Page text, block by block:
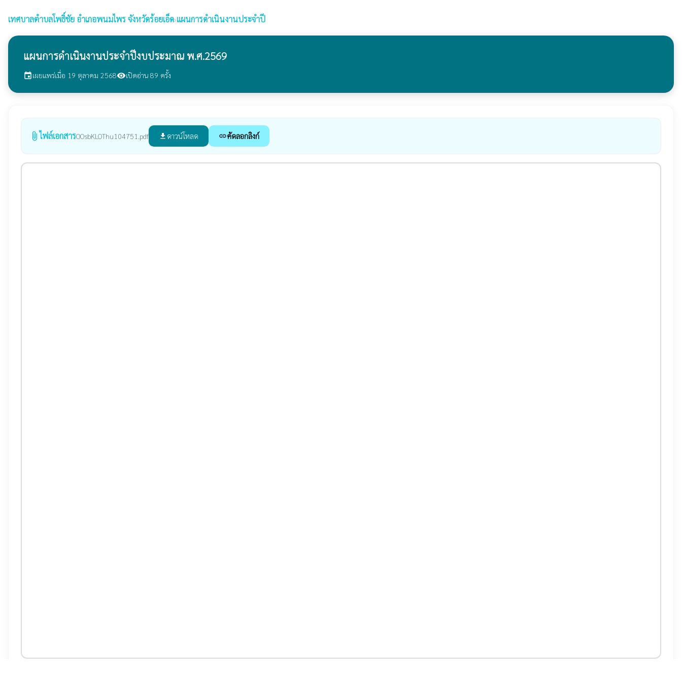
เทศบาลตำบลโพธิ์ชัย อำเภอพนมไพร จังหวัดร้อยเอ็ด›แผนการดำเนินงานประจำปี
แผนการดำเนินงานประจำปีงบประมาณ พ.ศ.2569
eventเผยแพร่เมื่อ 19 ตุลาคม 2568visibilityเปิดอ่าน 89 ครั้ง
attach_file ไฟล์เอกสารOOsbKLOThu104751.pdf file_download ดาวน์โหลด linkคัดลอกลิงก์